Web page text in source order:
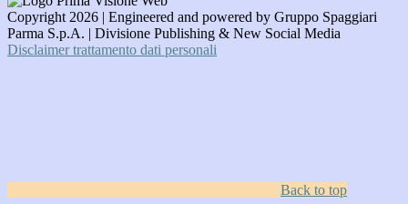
Copyright 2026 | Engineered and powered by Gruppo Spaggiari
Parma S.p.A. | Divisione Publishing & New Social Media
Disclaimer trattamento dati personali
Back to top